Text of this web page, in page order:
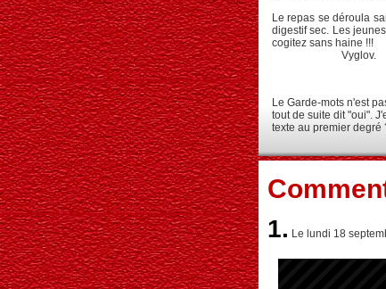
Le repas se déroula
digestif sec. Les
cogitez
Vyglov.
Le Garde-mots n'est
tout de suite dit "oui".
texte au premier degré
1. Le lundi 18